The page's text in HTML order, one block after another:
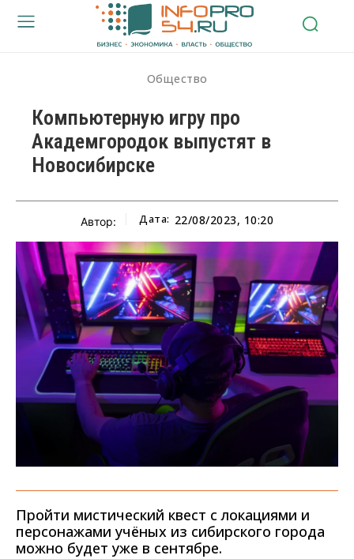
Общество
Компьютерную игру про
Академгородок выпустят в
Новосибирске
Автор: Дата: 22/08/2023, 10:20
Пройти мистический квест с локациями и
персонажами учёных из сибирского города
можно будет уже в сентябре.